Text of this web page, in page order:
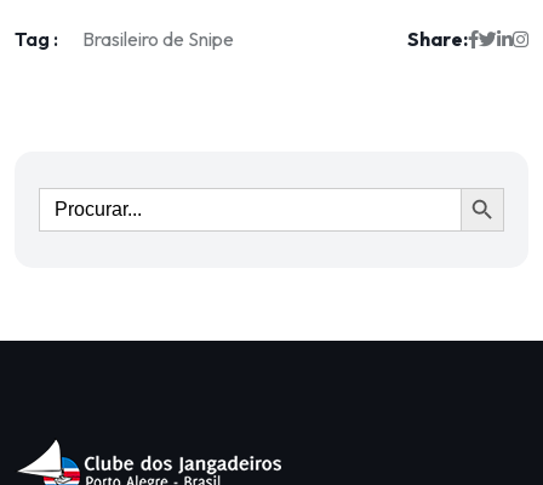
Tag : Brasileiro de Snipe Share:
Ir